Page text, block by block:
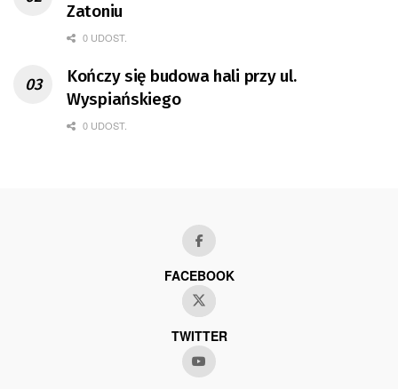
Zatoniu
0 UDOST.
Kończy się budowa hali przy ul.
Wyspiańskiego
0 UDOST.
FACEBOOK
TWITTER